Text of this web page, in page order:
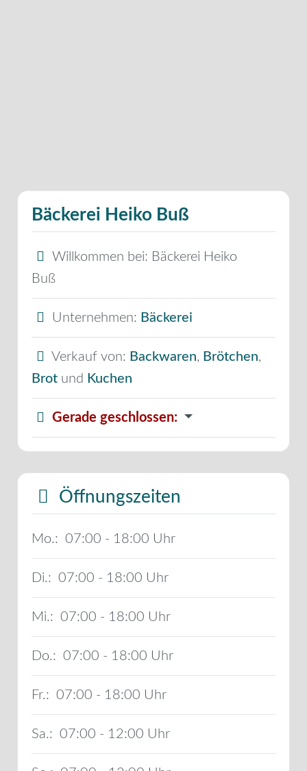
Bäckerei Heiko Buß
Willkommen bei: Bäckerei Heiko
Buß
Unternehmen: Bäckerei
Verkauf von: Backwaren, Brötchen,
Brot und Kuchen
Gerade geschlossen:
Öffnungszeiten
Mo.: 07:00 - 18:00
Di.: 07:00 - 18:00
Mi.: 07:00 - 18:00
Do.: 07:00 - 18:00
Fr.: 07:00 - 18:00
Sa.: 07:00 - 12:00